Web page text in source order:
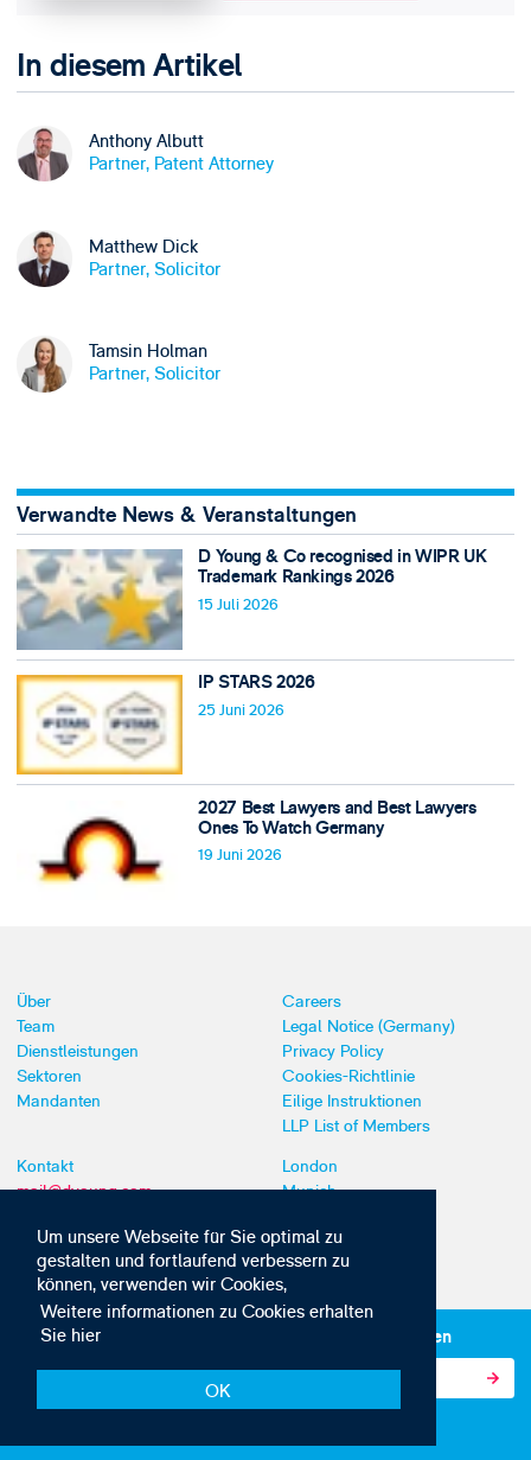
Um unsere Webseite für Sie optimal zu
gestalten und fortlaufend verbessern zu
können, verwenden wir Cookies,
Weitere informationen zu Cookies erhalten
Sie hier
OK
In diesem Artikel
Anthony Albutt
Partner, Patent Attorney
Matthew Dick
Partner, Solicitor
Tamsin Holman
Partner, Solicitor
Verwandte News & Veranstaltungen
D Young & Co recognised in WIPR UK
Trademark Rankings 2026
15 Juli 2026
IP STARS 2026
25 Juni 2026
2027 Best Lawyers and Best Lawyers
Ones To Watch Germany
19 Juni 2026
Über
Team
Dienstleistungen
Sektoren
Mandanten
Careers
Legal Notice (Germany)
Privacy Policy
Cookies-Richtlinie
Eilige Instruktionen
LLP List of Members
Kontakt
mail@dyoung.com
London
Munich
Abonnieren Sie unsere IP-News und -Kommunikationen